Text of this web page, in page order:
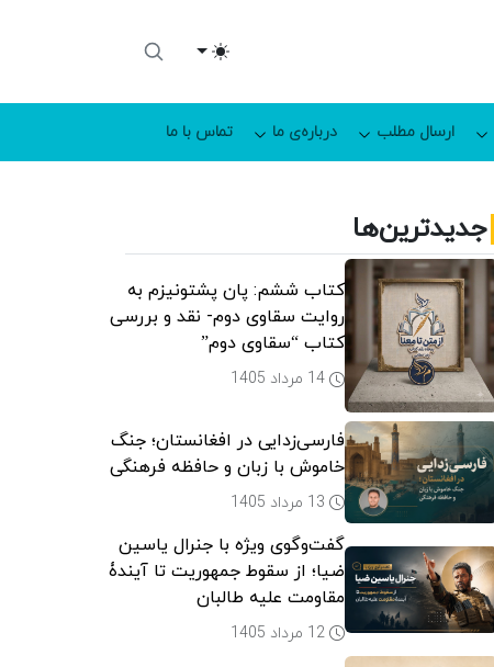
Toggle theme
ارسال مطلب درباره‌ی ما تماس با ما
جدیدترین‌ها
کتاب ششم: پان پشتونیزم به
روایت سقاوی دوم- نقد و بررسی
کتاب “سقاوی دوم”
فارسی‌زدایی در افغانستان؛ جنگ
خاموش با زبان و حافظه فرهنگی
گفت‌وگوی ویژه با جنرال یاسین
ضیا؛ از سقوط جمهوریت تا آیندۀ
مقاومت علیه طالبان